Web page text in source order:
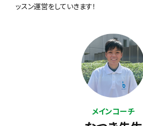
ッスン運営をしていきます！
メインコーチ